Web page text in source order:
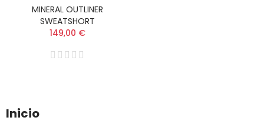
MINERAL OUTLINER
SWEATSHORT
149,00 €
Inicio